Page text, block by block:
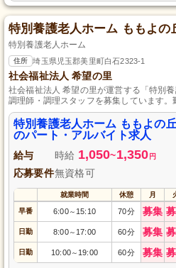
特別養護老人ホーム ももよの
特別養護老人ホーム
住所 埼玉県児玉郡美里町白石2323-1
社会福祉法人 希望の里
社会福祉法人 希望の里が運営する「特別
調理師・調理スタッフを募集しています
な雰囲気の中で一緒に働きませんか？資
経験者も大歓迎です。パート・アルバイ
います。是非、私たちと一緒に美味しい
特別養護老人ホーム ももよの
のパート・アルバイト求人
給与 時給 1,050~1,350 円
応募要件無資格可
就業時間 休憩 月
早番 6:00～ 15:10 70分 募集
日勤 8:00～ 17:00 60分 募集
日勤 10:00～ 19:00 60分 募集